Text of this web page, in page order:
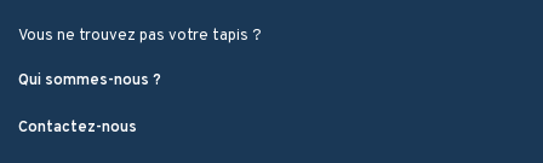
Vous ne trouvez pas votre tapis ?
Qui sommes-nous ?
Contactez-nous